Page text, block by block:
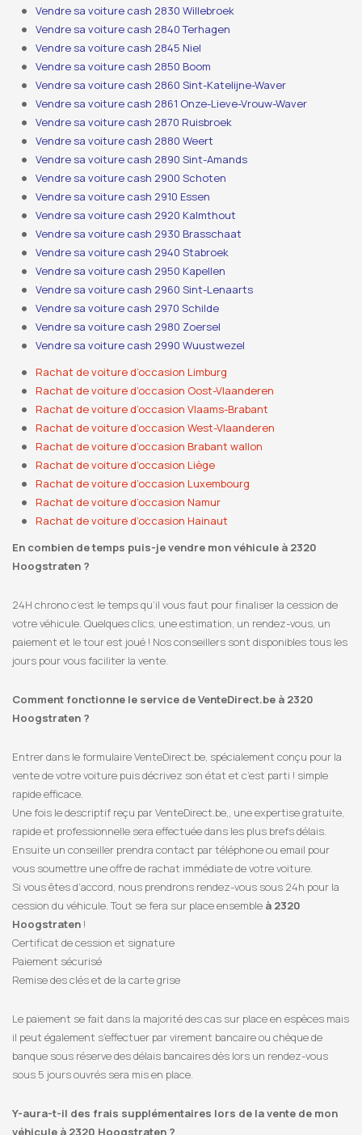
Vendre sa voiture cash 2830 Willebroek
Vendre sa voiture cash 2840 Terhagen
Vendre sa voiture cash 2845 Niel
Vendre sa voiture cash 2850 Boom
Vendre sa voiture cash 2860 Sint-Katelijne-Waver
Vendre sa voiture cash 2861 Onze-Lieve-Vrouw-Waver
Vendre sa voiture cash 2870 Ruisbroek
Vendre sa voiture cash 2880 Weert
Vendre sa voiture cash 2890 Sint-Amands
Vendre sa voiture cash 2900 Schoten
Vendre sa voiture cash 2910 Essen
Vendre sa voiture cash 2920 Kalmthout
Vendre sa voiture cash 2930 Brasschaat
Vendre sa voiture cash 2940 Stabroek
Vendre sa voiture cash 2950 Kapellen
Vendre sa voiture cash 2960 Sint-Lenaarts
Vendre sa voiture cash 2970 Schilde
Vendre sa voiture cash 2980 Zoersel
Vendre sa voiture cash 2990 Wuustwezel
Rachat de voiture d’occasion Limburg
Rachat de voiture d’occasion Oost-Vlaanderen
Rachat de voiture d’occasion Vlaams-Brabant
Rachat de voiture d’occasion West-Vlaanderen
Rachat de voiture d’occasion Brabant wallon
Rachat de voiture d’occasion Liège
Rachat de voiture d’occasion Luxembourg
Rachat de voiture d’occasion Namur
Rachat de voiture d’occasion Hainaut
En combien de temps puis-je vendre mon véhicule à 2320
Hoogstraten ?
24H chrono c’est le temps qu’il vous faut pour finaliser la cession de
votre véhicule. Quelques clics, une estimation, un rendez-vous, un
paiement et le tour est joué ! Nos conseillers sont disponibles tous les
jours pour vous faciliter la vente.
Comment fonctionne le service de VenteDirect.be à 2320
Hoogstraten ?
Entrer dans le formulaire VenteDirect.be, spécialement conçu pour la
vente de votre voiture puis décrivez son état et c’est parti ! simple
rapide efficace.
Une fois le descriptif reçu par VenteDirect.be,, une expertise gratuite,
rapide et professionnelle sera effectuée dans les plus brefs délais.
Ensuite un conseiller prendra contact par téléphone ou email pour
vous soumettre une offre de rachat immédiate de votre voiture.
Si vous êtes d’accord, nous prendrons rendez-vous sous 24h pour la
cession du véhicule. Tout se fera sur place ensemble à 2320
Hoogstraten !
Certificat de cession et signature
Paiement sécurisé
Remise des clés et de la carte grise
Le paiement se fait dans la majorité des cas sur place en espèces mais
il peut également s’effectuer par virement bancaire ou chèque de
banque sous réserve des délais bancaires dès lors un rendez-vous
sous 5 jours ouvrés sera mis en place.
Y-aura-t-il des frais supplémentaires lors de la vente de mon
véhicule à 2320 Hoogstraten ?